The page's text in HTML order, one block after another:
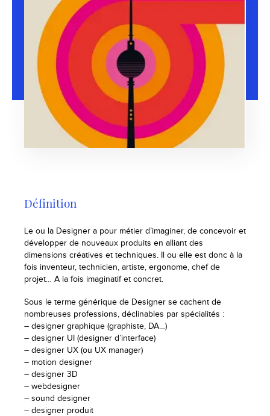
Définition
Le ou la Designer a pour métier d’imaginer, de concevoir et
développer de nouveaux produits en alliant des
dimensions créatives et techniques. Il ou elle est donc à la
fois inventeur, technicien, artiste, ergonome, chef de
projet… A la fois imaginatif et concret.
Sous le terme générique de Designer se cachent de
nombreuses professions, déclinables par spécialités :
– designer graphique (graphiste, DA…)
– designer UI (designer d’interface)
– designer UX (ou UX manager)
– motion designer
– designer 3D
– webdesigner
– sound designer
– designer produit